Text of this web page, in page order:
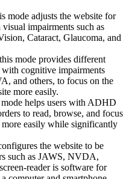
mode adjusts the website for
impairments such as
Cataract, Glaucoma, and
this mode provides different
with cognitive impairments
and others, to focus on the
more easily.
helps users with ADHD
to read, browse, and focus
more easily while significantly
the website to be
such as JAWS, NVDA,
reader is software for